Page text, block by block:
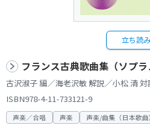
立ち読み
フランス古典歌曲集（ソプラ
古沢淑子 編／海老沢敏 解説／小松 清 対
ISBN978-4-11-733121-9
声楽／合唱 声楽 声楽/曲集（日本歌曲